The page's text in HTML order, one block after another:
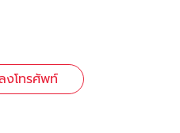
งโทรศัพท์